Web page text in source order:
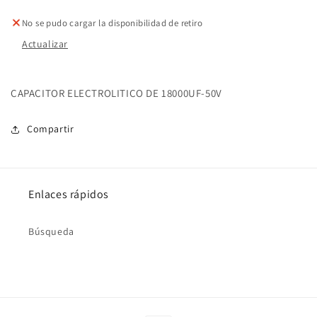
No se pudo cargar la disponibilidad de retiro
Actualizar
CAPACITOR ELECTROLITICO DE 18000UF-50V
Compartir
Enlaces rápidos
Búsqueda